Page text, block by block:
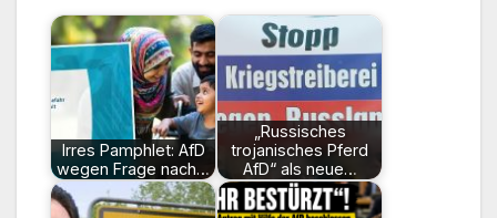
Irres Pamphlet: AfD
wegen Frage nach…
„Russisches
trojanisches Pferd
AfD“ als neue…